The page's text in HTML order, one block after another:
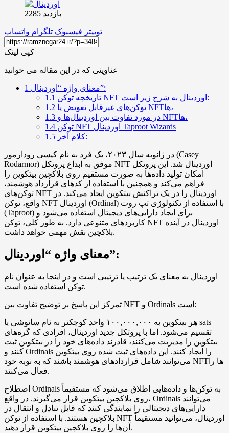
بازدید 2285
توییتر فیسبوک تلگرام واتساپ
کپی لینک
عناوینی که در این مقاله می خوانید
1
معنای واژه “اوردینال”:
1.1
تاریخچه توکن NFT اوردینال به شرح زیر است:
1.2
توکن‌های غیرقابل تعویض یا NFTها،
1.3
در مورد تفاوت بین اوردینال‌ها و NFTها،
1.4
توکن NFT اوردینال Taproot Wizards
1.5
کلام آخر:
در ژانویه سال ۲۰۲۳، یک فرد به نام کیسی رودارمور (Casey
Rodarmor) موفق به ابداع پروتکل NFT اوردینال شد. این پروتکل
امکان تولید داده‌ها به صورت مستقیم روی بلاکچین بیتکوین را
فراهم می‌کند و همچنین با استفاده از کدهای قرارداد هوشمند،
توکن‌های NFT اوردینال را در یک تراکنش بیتکوین ایجاد می‌کند. در
واقع، توکن NFT اوردینال (Ordinal) با استفاده از تکنولوژی تپ روت
(Taproot) برای ایجاد دارایی‌های دیجیتال استفاده می‌شود و
کاربردهای متنوعی دارد. به طور کلی، توکن NFT اوردینال در آینده
بلاکچین نقش مهمی خواهد داشت.
معنای واژه “اوردینال”:
اوردینال به معنای یک ترتیب یا ترتیبی است و در اینجا به عنوان نام
توکن استفاده شده است.
تمرکز این پاسخ بر توضیح تفاوت بین NFT و Ordinals است:
هر بیتکوین به ۱۰۰,۰۰۰,۰۰۰ واحد کوچکتر به نام ساتوشی یا sats
تقسیم می‌شود. اما با پروتکل جدید اوردینال، افرادی که گره‌های
بیتکوین را مدیریت می‌کنند، قادرند داده‌های خود را در بیتکوین ثبت
کنند و Ordinals را ایجاد کنند. این داده‌های ثبت شده روی بیتکوین
می‌توانند شامل قراردادهای هوشمند باشند که به نوبه خود NFT‌ها را
فعال می‌کنند.
اصطلاح Ordinals به توکن‌ها و داده‌هایی اطلاق می‌شود که مستقیماً
روی بلاکچین بیتکوین قرار می‌گیرند. در واقع، Ordinals می‌توانند
دارایی‌های دیجیتالی را نمایندگی کنند که قابل تبادل و انتقال در
بلاکچین هستند. با استفاده از توکن NFT اوردینال، می‌توانید مستقیماً
آن‌ها را روی بلاکچین بیتکوین قرار دهید.